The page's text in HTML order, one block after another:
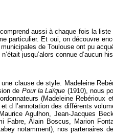
aussi à chaque fois la
particulier. Et oui, on découvre
de Toulouse ont pu
jusqu’alors connue d’aucun
clause de style. Madeleine
de Pour la Laïque (1910), nous
(Madeleine Rebérioux
d l’annotation des différents
Agulhon, Jean-Jacques
Alain Boscus, Marion
notamment), nos partenaires